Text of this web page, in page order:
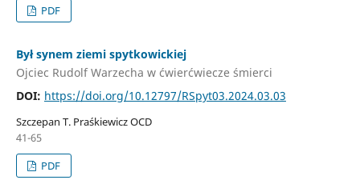
PDF
Był synem ziemi spytkowickiej
Ojciec Rudolf Warzecha w ćwierćwiecze śmierci
DOI: https://doi.org/10.12797/RSpyt03.2024.03.03
Szczepan T. Praśkiewicz OCD
41-65
PDF